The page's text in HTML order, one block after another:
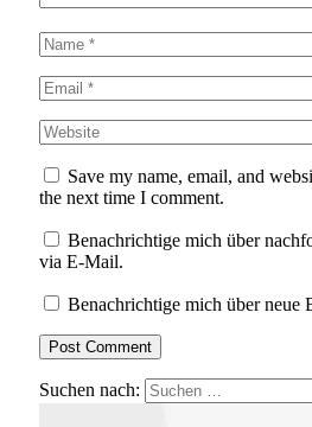
Save my name, email, and
the next time I comment.
Benachrichtige mich über
via E-Mail.
Benachrichtige mich über neue
Suchen nach: